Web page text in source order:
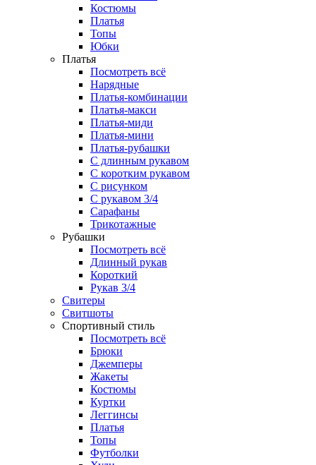
Костюмы
Платья
Топы
Юбки
Платья
Посмотреть всё
Нарядные
Платья-комбинации
Платья-макси
Платья-миди
Платья-мини
Платья-рубашки
С длинным рукавом
С коротким рукавом
С рисунком
С рукавом 3/4
Сарафаны
Трикотажные
Рубашки
Посмотреть всё
Длинный рукав
Короткий
Рукав 3/4
Свитеры
Свитшоты
Спортивный стиль
Посмотреть всё
Брюки
Джемперы
Жакеты
Костюмы
Куртки
Леггинсы
Платья
Топы
Футболки